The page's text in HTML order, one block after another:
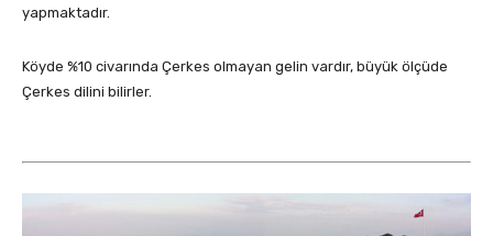
yapmaktadır.
Köyde %10 civarında Çerkes olmayan gelin vardır, büyük ölçüde
Çerkes dilini bilirler.